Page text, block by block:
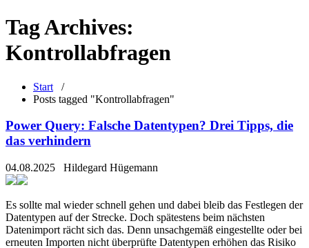
Tag Archives:
Kontrollabfragen
Start /
Posts tagged "Kontrollabfragen"
Power Query: Falsche Datentypen? Drei Tipps, die
das verhindern
04.08.2025 Hildegard Hügemann
Es sollte mal wieder schnell gehen und dabei bleib das Festlegen der
Datentypen auf der Strecke. Doch spätestens beim nächsten
Datenimport rächt sich das. Denn unsachgemäß eingestellte oder bei
erneuten Importen nicht überprüfte Datentypen erhöhen das Risiko